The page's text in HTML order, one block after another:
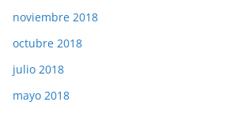
noviembre 2018
octubre 2018
julio 2018
mayo 2018